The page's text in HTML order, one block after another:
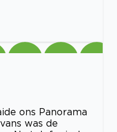
ons Panorama
was de